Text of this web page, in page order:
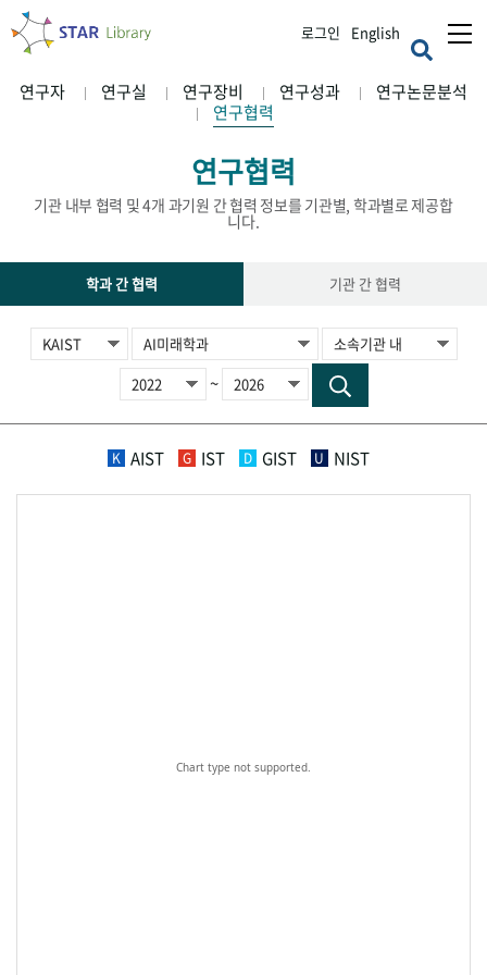
로그인 English
연구자 연구실 연구장비 연구성과
연구논문분석
연구협력
연구협력
기관 내부 협력 및 4개 과기원 간 협력 정보를 기관별, 학과별로 제공합
니다.
학과 간 협력 기관 간 협력
~
K AIST G IST D GIST U NIST
Chart type not supported.